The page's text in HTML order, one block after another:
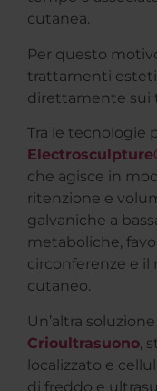
cutanea.
Per questo
trattamenti
direttamente sui
Tra le tecnologie
che agisce in
ritenzione e
galvaniche a
metaboliche,
circonferenze e
cutaneo.
Un’altra
Crioultrasuono ,
localizzato e
di freddo e